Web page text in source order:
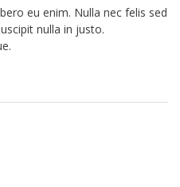
eu enim. Nulla nec felis sed
nulla in justo.